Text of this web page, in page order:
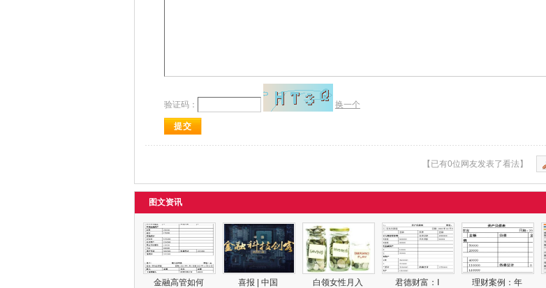
验证码： 换一个
【已有0位网友发表了看法】
图文资讯
金融高管如何 喜报 | 中国 白领女性月入 君德财富：I 理财案例：年